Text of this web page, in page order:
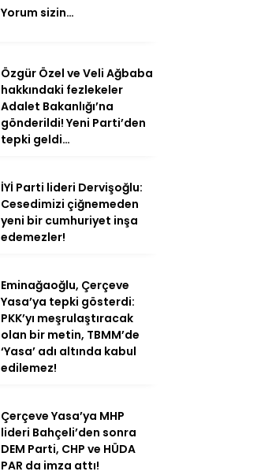
Yorum sizin…
Özgür Özel ve Veli Ağbaba
hakkındaki fezlekeler
Adalet Bakanlığı’na
gönderildi! Yeni Parti’den
tepki geldi…
İYİ Parti lideri Dervişoğlu:
Cesedimizi çiğnemeden
yeni bir cumhuriyet inşa
edemezler!
Eminağaoğlu, Çerçeve
Yasa’ya tepki gösterdi:
PKK’yı meşrulaştıracak
olan bir metin, TBMM’de
‘Yasa’ adı altında kabul
edilemez!
Çerçeve Yasa’ya MHP
lideri Bahçeli’den sonra
DEM Parti, CHP ve HÜDA
PAR da imza attı!